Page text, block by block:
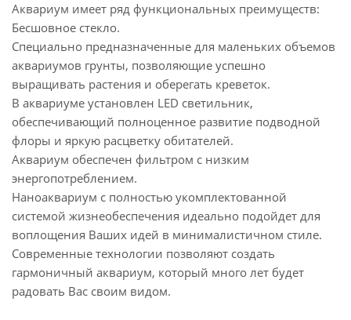
Аквариум имеет ряд функциональных преимуществ:
Бесшовное стекло.
Специально предназначенные для маленьких объемов
аквариумов грунты, позволяющие успешно
выращивать растения и оберегать креветок.
В аквариуме установлен LED светильник,
обеспечивающий полноценное развитие подводной
флоры и яркую расцветку обитателей.
Аквариум обеспечен фильтром с низким
энергопотреблением.
Наноаквариум с полностью укомплектованной
системой жизнеобеспечения идеально подойдет для
воплощения Ваших идей в минималистичном стиле.
Современные технологии позволяют создать
гармоничный аквариум, который много лет будет
радовать Вас своим видом.